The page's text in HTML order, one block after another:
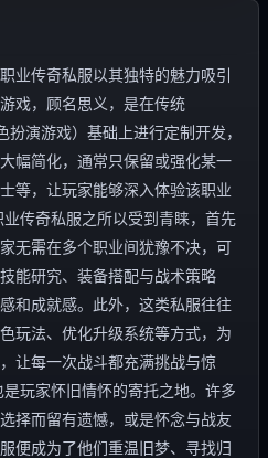
业传奇私服以其独特的魅力吸引
戏，顾名思义，是在传统
演游戏）基础上进行定制开发，
幅简化，通常只保留或强化某一
等，让玩家能够深入体验该职业
传奇私服之所以受到青睐，首先
无需在多个职业间犹豫不决，可
能研究、装备搭配与战术策略
和成就感。此外，这类私服往往
玩法、优化升级系统等方式，为
让每一次战斗都充满挑战与惊
玩家怀旧情怀的寄托之地。许多
择而留有遗憾，或是怀念与战友
便成为了他们重温旧梦、寻找归